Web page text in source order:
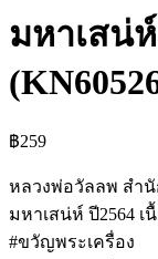
มหาเสน่
฿259
หลวงพ่อวัลลพ สำ
มหาเสน่ห์ ปี2564 เ
#ขวัญพระเครื่อง